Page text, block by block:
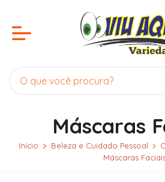
Máscaras
Início Beleza e Cuidado Pessoal
Máscaras